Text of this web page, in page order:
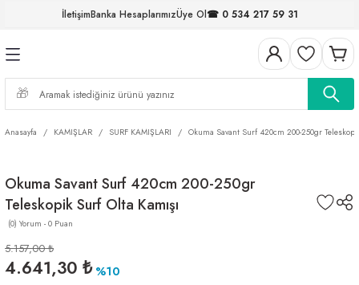
İletişimBanka HesaplarımızÜye Ol☎ 0 534 217 59 31
Geri Dön
Geri Dön
Geri Dön
MİSİNALAR
Geri Dön
FIRDÖNDÜLER
Geri Dön
Geri Dön
Geri Dön
Geri Dön
Anasayfa KAMIŞLAR SURF KAMIŞLARI Okuma Savant Surf 420cm 200-250gr
Okuma Savant Surf 420cm 200-250gr
Teleskopik Surf Olta Kamışı
(0) Yorum - 0 Puan
5.157,00 ₺
4.641,30 ₺ %10